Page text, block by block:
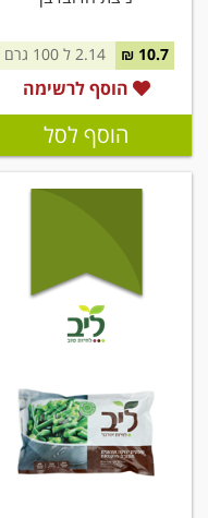
10.7 ₪ 2.14 ל 100 גרם
הוסף לרשימה
הוסף לסל